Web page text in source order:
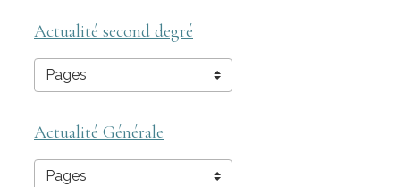
Actualité second degré
Actualité Générale